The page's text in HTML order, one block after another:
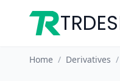
Home / Derivatives /